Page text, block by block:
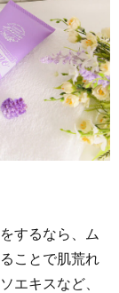
するなら、ム
ことで肌荒れ
エキスなど、